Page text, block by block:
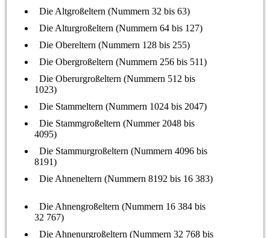
Die Altgroßeltern (Nummern 32 bis 63)
Die Alturgroßeltern (Nummern 64 bis 127)
Die Obereltern (Nummern 128 bis 255)
Die Obergroßeltern (Nummern 256 bis 511)
Die Oberurgroßeltern (Nummern 512 bis
1023)
Die Stammeltern (Nummern 1024 bis 2047)
Die Stammgroßeltern (Nummer 2048 bis
4095)
Die Stammurgroßeltern (Nummern 4096 bis
8191)
Die Ahneneltern (Nummern 8192 bis 16 383)
Die Ahnengroßeltern (Nummern 16 384 bis
32 767)
Die Ahnenurgroßeltern (Nummern 32 768 bis